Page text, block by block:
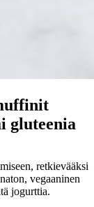
gluteenia
retkievääksi
vegaaninen
jogurttia.